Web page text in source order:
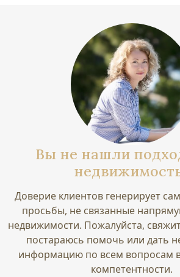
Вы не нашли
Доверие клиентов генерирует
просьбы, не связанные
недвижимости. Пожалуйста,
постараюсь помочь или дать
информацию по всем вопросам
компетентности.